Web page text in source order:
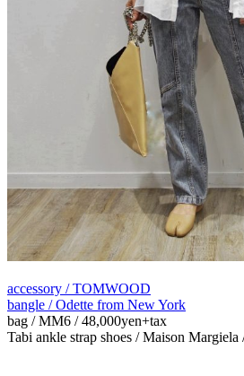
accessory / TOMWOOD
bangle / Odette from New York
bag / MM6 / 48,000yen+tax
Tabi ankle strap shoes / Maison